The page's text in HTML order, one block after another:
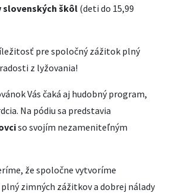
slovenských škôl (deti do 15,99
pre spoločný zážitok plný
z lyžovania!
Vás čaká aj hudobný program,
Na pódiu sa predstavia
so svojím nezameniteľným
že spoločne vytvoríme
zimných zážitkov a dobrej nálady